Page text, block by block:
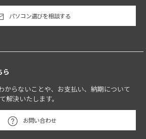
パソコン選びを相談する
ら
からないことや、お支払い、納期について
解決いたします。
お問い合わせ